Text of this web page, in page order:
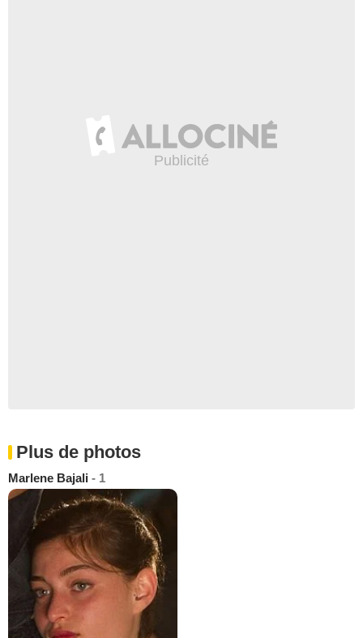
Plus de photos
Marlene Bajali - 1